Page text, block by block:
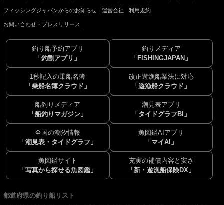
フィッシングジャパンからのお知らせ 運営会社 利用規約
お問い合わせ・プレスリリース
釣り船予約アプリ
「釣割アプリ」
釣りメディア
「FISHINGJAPAN」
1秒記入の乗船名簿
「乗船名簿クラウド」
改正遊漁船業法に対応
「遊漁船クラウド」
船釣りメディア
「船釣りマガジン」
潮見表アプリ
「タイドグラフBI」
全国の潮汐情報
「潮見表・タイドグラフ」
魚図鑑AIアプリ
「マイAI」
魚図鑑サイト
「写真から探せる魚図鑑」
充実の補償内容と安さ
「新・遊漁船保険DX」
都道府県の釣り船リスト